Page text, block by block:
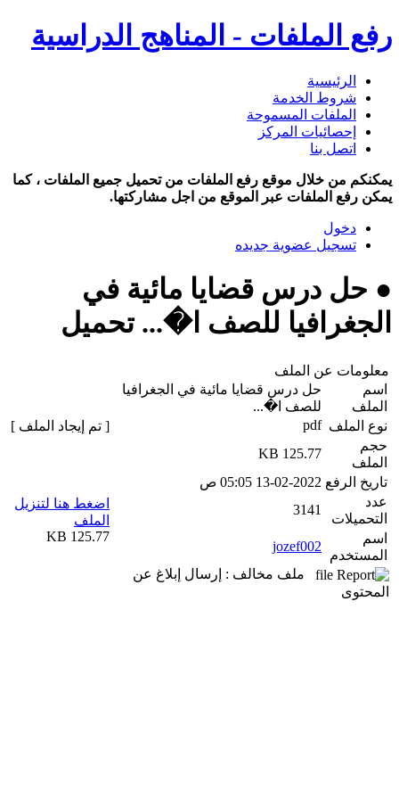
رفع الملفات - المناهج الدراسية
الرئيسية
شروط الخدمة
الملفات المسموحة
إحصائيات المركز
اتصل بنا
يمكنكم من خلال موقع رفع الملفات من تحميل جميع الملفات ، كما
يمكن رفع الملفات عبر الموقع من اجل مشاركتها.
دخول
تسجيل عضوية جديده
● حل درس قضايا مائية في
الجغرافيا للصف ا�... تحميل
معلومات عن الملف
اسم
الملف
حل درس قضايا مائية في الجغرافيا
للصف ا�...
نوع الملف pdf
حجم
الملف
125.77 KB
تاريخ الرفع 13-02-2022 05:05 ص
عدد
التحميلات
3141
اسم
المستخدم
jozef002
ملف مخالف : إرسال إبلاغ عن
المحتوى
[ تم إيجاد الملف ]
اضغط هنا لتنزيل
الملف
125.77 KB